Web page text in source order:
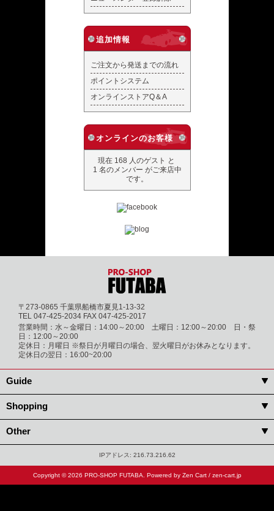
追加情報
ご注文から発送までの流れ
ポイントシステム
オンラインストアQ＆A
オンラインのお客様
現在 168 人のゲスト と
1 名のメンバー がご来店中
です。
〒273-0865 千葉県船橋市夏見1-13-32
TEL 047-425-2034 FAX 047-425-2017
営業時間：水～金曜日：14:00～20:00 土曜日：12:00～20:00 日・祭
日：12:00～20:00
定休日：月曜日 ※祭日が月曜日の場合、翌火曜日がお休みとなります。
定休日の翌日：16:00~20:00
Guide
Shopping
Other
IPアドレス: 216.73.216.62
Copyright © 2026 PRO-SHOP FUTABA . Powered by Zen Cart/ zen-cart.jp